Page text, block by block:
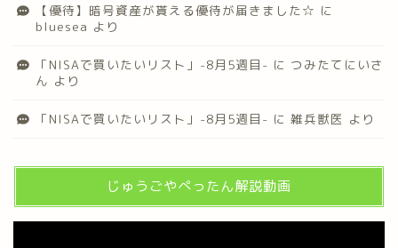
【優待】暗号資産が貰える優待が届きました☆ に
bluesea より
「NISAで買いたいリスト」-8月5週目- に つみたてにいさ
ん より
「NISAで買いたいリスト」-8月5週目- に 雑兵獣医 より
じゅうごやぺったん解説動画